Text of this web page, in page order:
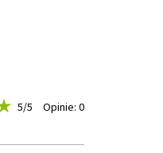
5/5 Opinie: 0